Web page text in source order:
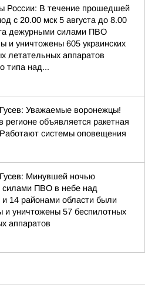
России: В течение прошедшей
с 20.00 мск 5 августа до 8.00
дежурными силами ПВО
и уничтожены 605 украинских
летательных аппаратов
типа над...
Уважаемые воронежцы!
регионе объявляется ракетная
системы оповещения
Минувшей ночью
ПВО в небе над
14 районами области были
и уничтожены 57 беспилотных
аппаратов